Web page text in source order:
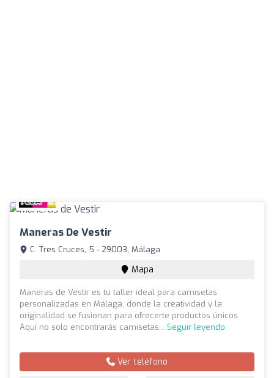
Maneras De Vestir
C. Tres Cruces, 5 - 29003, Málaga
Mapa
Maneras de Vestir es tu taller ideal para camisetas
personalizadas en Málaga, donde la creatividad y la
originalidad se fusionan para ofrecerte productos únicos.
Aquí no solo encontrarás camisetas... Seguir leyendo
Ver teléfono